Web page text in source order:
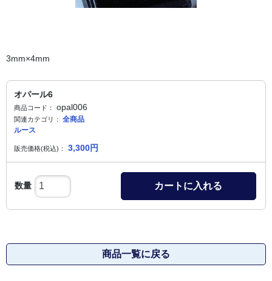
3mm×4mm
オパール6
商品コード： opal006
関連カテゴリ：
全商品
ルース
販売価格(税込)： 3,300円
数量 カートに入れる
商品一覧に戻る